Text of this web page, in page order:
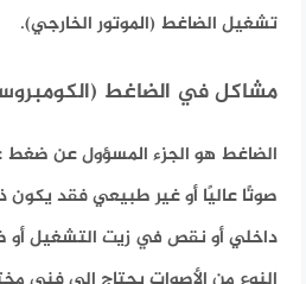
تشغيل الضاغط (الموتور الخارجي).
مشاكل في الضاغط
الضاغط هو الجزء المسؤول عن ضغط
صوتًا عاليًا أو غير طبيعي فقد
داخلي أو نقص في زيت التشغيل أو